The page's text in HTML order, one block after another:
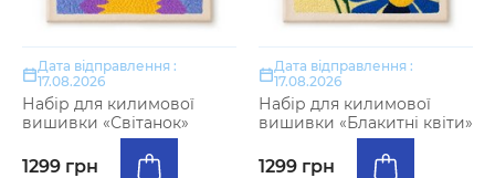
Дата відправлення :
17.08.2026
Набір для килимової
вишивки «Світанок»
1299 грн
Дата відправлення :
17.08.2026
Набір для килимової
вишивки «Блакитні квіти»
1299 грн